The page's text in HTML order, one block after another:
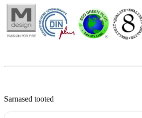
Sarnased tooted